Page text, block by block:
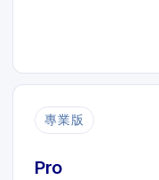
專業版
Pro